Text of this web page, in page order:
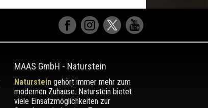
MAAS GmbH - Naturstein
Natursteingehört immer mehr zum
modernen Zuhause. Naturstein bietet
viele Einsatzmöglichkeiten zur